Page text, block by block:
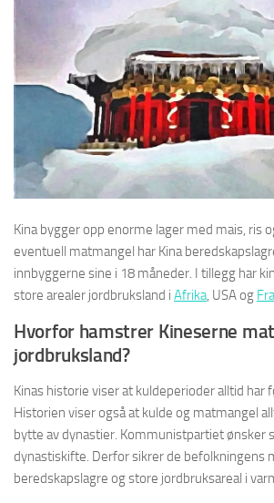
Kina bygger opp enorme lager med mais, ris
eventuell matmangel har Kina
innbyggerne sine i 18 måneder. I tillegg har
store arealer jordbruksland i Afrika, USA og
Hvorfor hamstrer Kineserne
jordbruksland?
Kinas historie viser at kuldeperioder alltid har
Historien viser også at kulde og matmangel
bytte av dynastier. Kommunistpartiet ønsker
dynastiskifte. Derfor sikrer de befolkningens
beredskapslagre og store jordbruksareal i